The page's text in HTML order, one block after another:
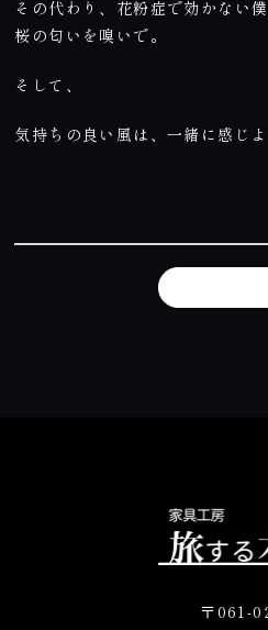
その代わり、花粉症で効かない
桜の匂いを嗅いで。
そして、
気持ちの良い風は、一緒に感じよ
〒061-